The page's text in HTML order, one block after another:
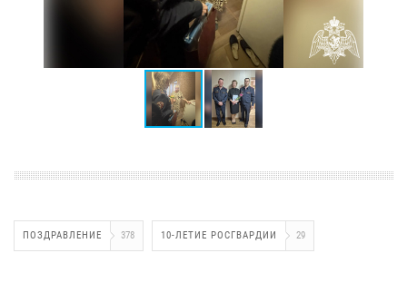
ПОЗДРАВЛЕНИЕ 378 10-ЛЕТИЕ РОСГВАРДИИ 29